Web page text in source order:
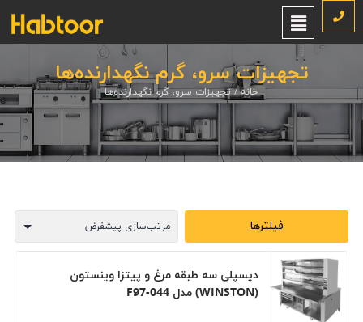
تجهیزات سرو، گرم نگهدارنده‌ها
خانه/ تجهیزات سرو، گرم نگهدارنده‌ها
فیلترها
دیسپلی سه طبقه مرغ و پیتزا وینستون
(WINSTON) مدل F97-044